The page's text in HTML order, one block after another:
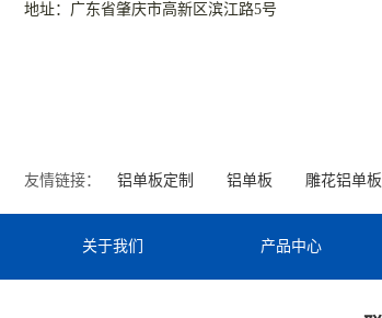
地址：广东省肇庆市高新区滨江路5号
友情链接： 铝单板定制 铝单板 雕花铝单板
关于我们 产品中心